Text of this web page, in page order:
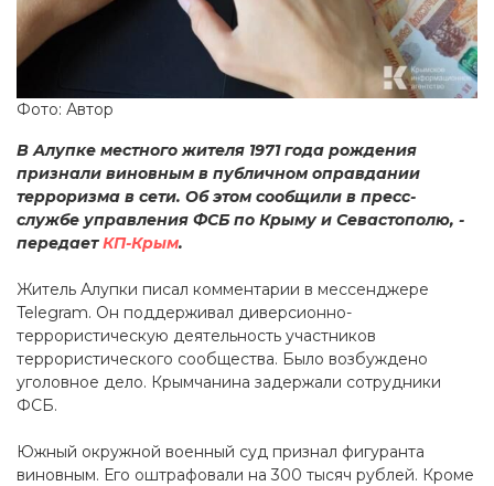
Фото: Автор
В Алупке местного жителя 1971 года рождения
признали виновным в публичном оправдании
терроризма в сети. Об этом сообщили в пресс-
службе управления ФСБ по Крыму и Севастополю, -
передаетКП-Крым.
Житель Алупки писал комментарии в мессенджере
Telegram. Он поддерживал диверсионно-
террористическую деятельность участников
террористического сообщества. Было возбуждено
уголовное дело. Крымчанина задержали сотрудники
ФСБ.
Южный окружной военный суд признал фигуранта
виновным. Его оштрафовали на 300 тысяч рублей. Кроме